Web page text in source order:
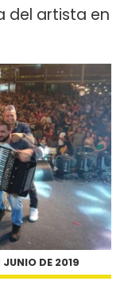
del artista en
JUNIO DE 2019